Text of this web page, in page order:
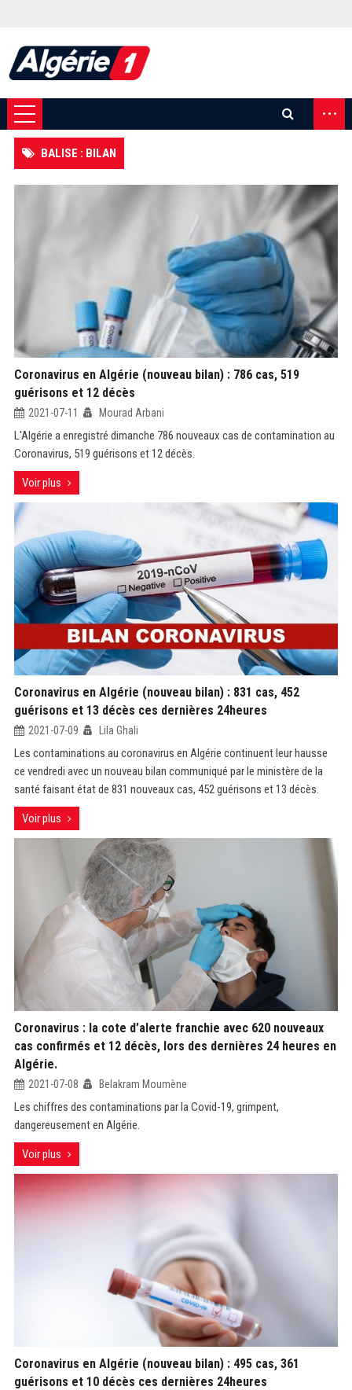
...
BALISE : BILAN
Coronavirus en Algérie (nouveau bilan) : 786 cas, 519
guérisons et 12 décès
2021-07-11 Mourad Arbani
L'Algérie a enregistré dimanche 786 nouveaux cas de contamination au
Coronavirus, 519 guérisons et 12 décès.
Voir plus
Coronavirus en Algérie (nouveau bilan) : 831 cas, 452
guérisons et 13 décès ces dernières 24heures
2021-07-09 Lila Ghali
Les contaminations au coronavirus en Algérie continuent leur hausse
ce vendredi avec un nouveau bilan communiqué par le ministère de la
santé faisant état de 831 nouveaux cas, 452 guérisons et 13 décès.
Voir plus
Coronavirus : la cote d’alerte franchie avec 620 nouveaux
cas confirmés et 12 décès, lors des dernières 24 heures en
Algérie.
2021-07-08 Belakram Moumène
Les chiffres des contaminations par la Covid-19, grimpent,
dangereusement en Algérie.
Voir plus
Coronavirus en Algérie (nouveau bilan) : 495 cas, 361
guérisons et 10 décès ces dernières 24heures